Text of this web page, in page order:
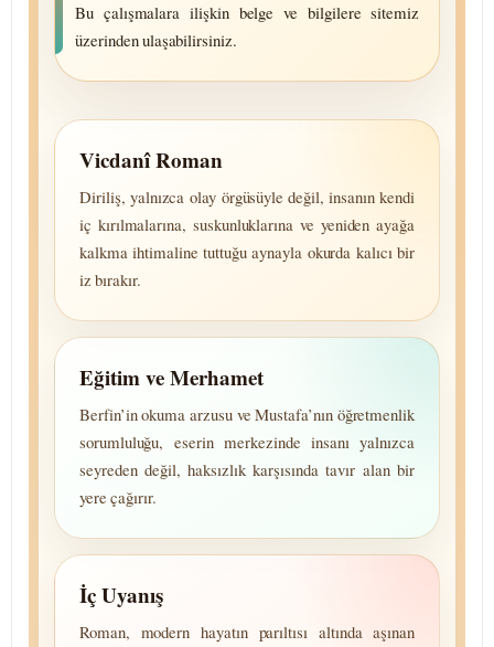
Bu çalışma­lara ilişkin belge ve bilgi­lere sitemiz
üzerinden ulaşa­bilirsiniz.
Vicdanî Roman
Diriliş, yalnızca olay örgüsüyle değil, insanın kendi
iç kırıl­malarına, suskun­luklarına ve yeniden ayağa
kalkma ihtimaline tuttuğu aynayla okurda kalıcı bir
iz bırakır.
Eğitim ve Merhamet
Berfin’in okuma arzusu ve Mustafa’nın öğret­menlik
sorum­luluğu, eserin merke­zinde insanı yalnızca
seyreden değil, haksızlık karşısında tavır alan bir
yere çağırır.
İç Uyanış
Roman, modern hayatın parıltısı altında aşınan